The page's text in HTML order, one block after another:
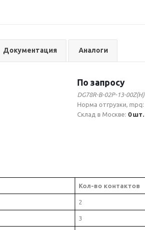
Документация Аналоги
По запросу
DG78R-B-02P-13-00Z(H)
Норма отгрузки, mpq:
Склад в Москве: 0 шт.
Кол-во контактов
2
3